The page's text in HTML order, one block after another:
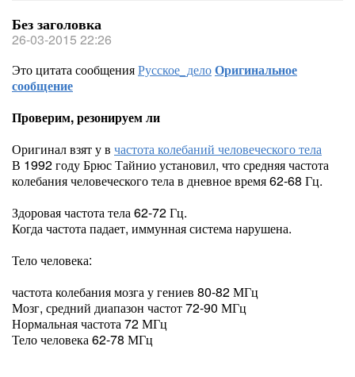
Без заголовка
26-03-2015 22:26
Это цитата сообщенияРусское_делоОригинальное
сообщение
Проверим, резонируем ли
Оригинал взят ув частота колебаний человеческого тела
В 1992 году Брюс Тайнио установил, что средняя частота
колебания человеческого тела в дневное время 62-68 Гц.
Здоровая частота тела 62-72 Гц.
Когда частота падает, иммунная система нарушена.
Тело человека:
частота колебания мозга у гениев 80-82 МГц
Мозг, средний диапазон частот 72-90 МГц
Нормальная частота 72 МГц
Тело человека 62-78 МГц